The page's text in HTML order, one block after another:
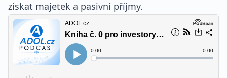
získat majetek a pasivní příjmy.